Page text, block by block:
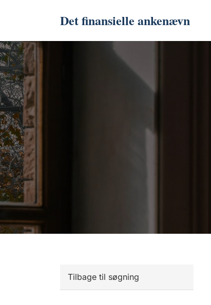
Det finansielle ankenævn
Tilbage til søgning